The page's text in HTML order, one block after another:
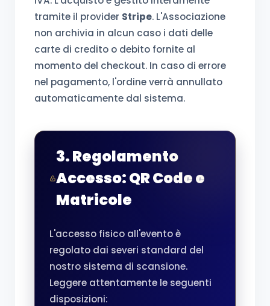
tramite il provider Stripe. L'Associazione
non archivia in alcun caso i dati delle
carte di credito o debito fornite al
momento del checkout. In caso di errore
nel pagamento, l'ordine verrà annullato
automaticamente dal sistema.
3. Regolamento
Accesso: QR Code e
Matricole
L'accesso fisico all'evento è
regolato dai severi standard del
nostro sistema di scansione.
Leggere attentamente le seguenti
disposizioni: